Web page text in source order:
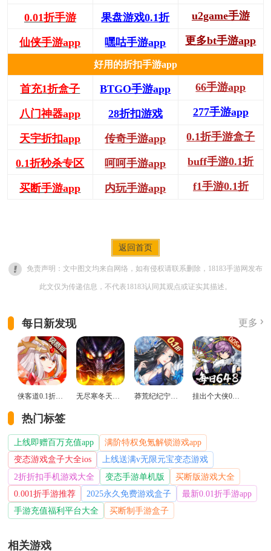
0.01折手游 果盘游戏0.1折 u2game手游
仙侠手游app 嘿咕手游app 更多bt手游app
好用的折扣手游app
首充1折盒子 BTGO手游app 66手游app
八门神器app 28折扣游戏 277手游app
天宇折扣app 传奇手游app 0.1折手游盒子
0.1折秒杀专区 呵呵手游app buff手游0.1折
买断手游app 内玩手游app f1手游0.1折
返回首页
免责声明：文中图文均来自网络，如有侵权请联系删除，18183手游网发布
此文仅为传递信息，不代表18183认同其观点或证实其描述。
每日新发现 更多
侠客道0.1折变态版 无尽寒冬天蛇新春送礼版 莽荒纪纪宁传奇0.1折送无限连抽版 挂出个大侠0.05折免单福利版
热门标签
上线即赠百万充值app
满阶特权免氪解锁游戏app
变态游戏盒子大全ios
上线送满v无限元宝变态游戏
2折折扣手机游戏大全
变态手游单机版
买断版游戏大全
0.001折手游推荐
2025永久免费游戏盒子
最新0.01折手游app
手游充值福利平台大全
买断制手游盒子
相关游戏